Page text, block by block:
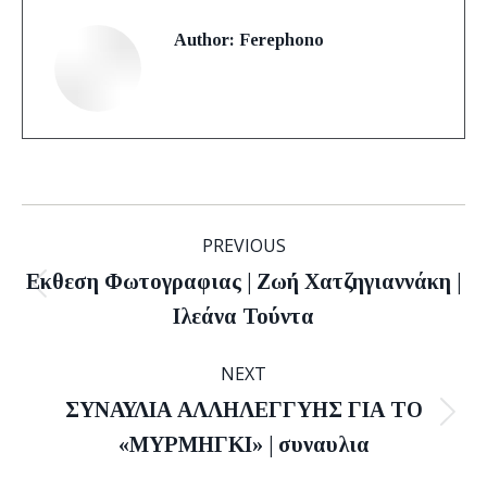
Author: Ferephono
navigation
PREVIOUS
Previous
post:
Εκθεση Φωτογραφιας | Ζωή Χατζηγιαννάκη |
Ιλεάνα Τούντα
NEXT
Next
post:
ΣΥΝΑΥΛΙΑ ΑΛΛΗΛΕΓΓΥΗΣ ΓΙΑ ΤΟ
«ΜΥΡΜΗΓΚΙ» | συναυλια